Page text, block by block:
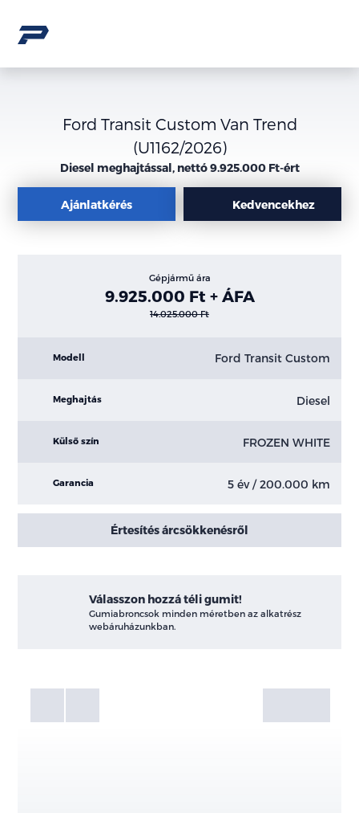
Ford Transit Custom Van Trend
(U1162/2026)
Diesel meghajtással, nettó 9.925.000 Ft-ért
Ajánlatkérés Kedvencekhez
Gépjármű ára
9.925.000 Ft + ÁFA
14.025.000 Ft
Modell Ford Transit Custom
Meghajtás Diesel
Külső szín FROZEN WHITE
Garancia 5 év / 200.000 km
Értesítés árcsökkenésről
Válasszon hozzá téli gumit!
Gumiabroncsok minden méretben az alkatrész
webáruházunkban.
Galéria